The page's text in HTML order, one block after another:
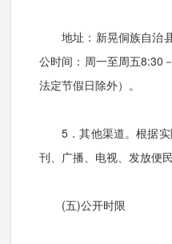
地址：新晃侗族自治
公时间：周一至周五8:30
法定节假日除外）。
5．其他渠道。根据
刊、广播、电视、发放便
(五)公开时限